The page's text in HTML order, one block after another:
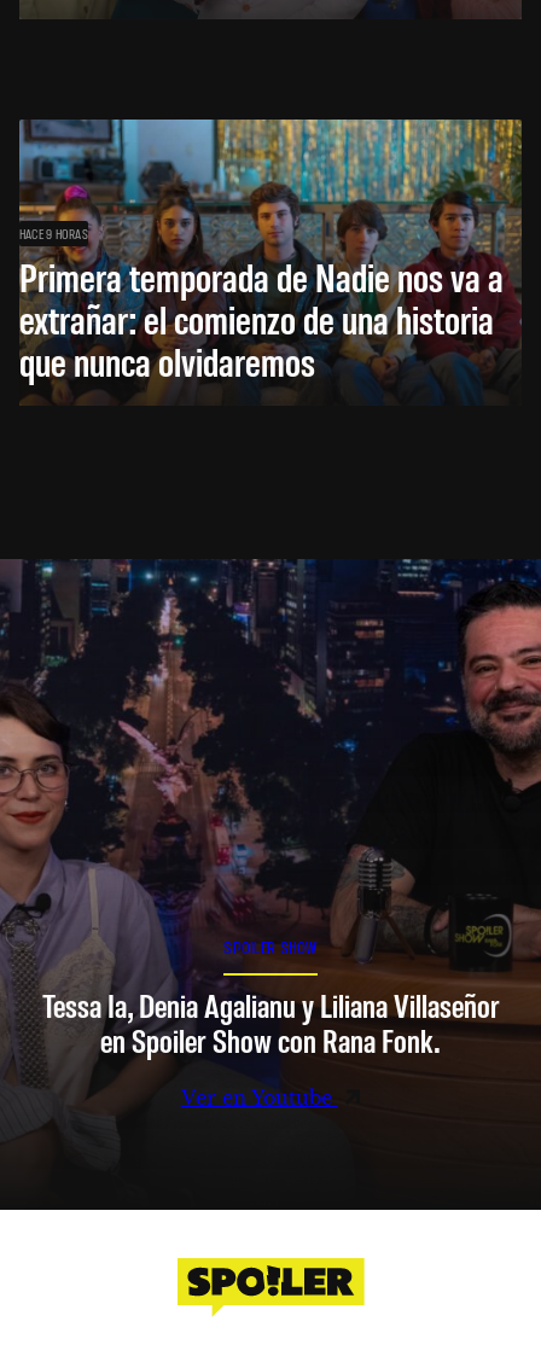
HACE 9 HORAS
Primera temporada de Nadie nos va a
extrañar: el comienzo de una historia
que nunca olvidaremos
SPOILER SHOW
Tessa Ia, Denia Agalianu y Liliana Villaseñor
en Spoiler Show con Rana Fonk.
Ver en Youtube